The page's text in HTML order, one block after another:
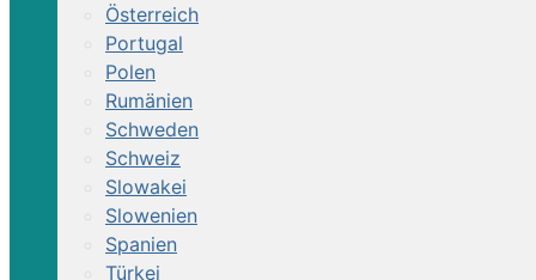
Österreich
Portugal
Polen
Rumänien
Schweden
Schweiz
Slowakei
Slowenien
Spanien
Türkei